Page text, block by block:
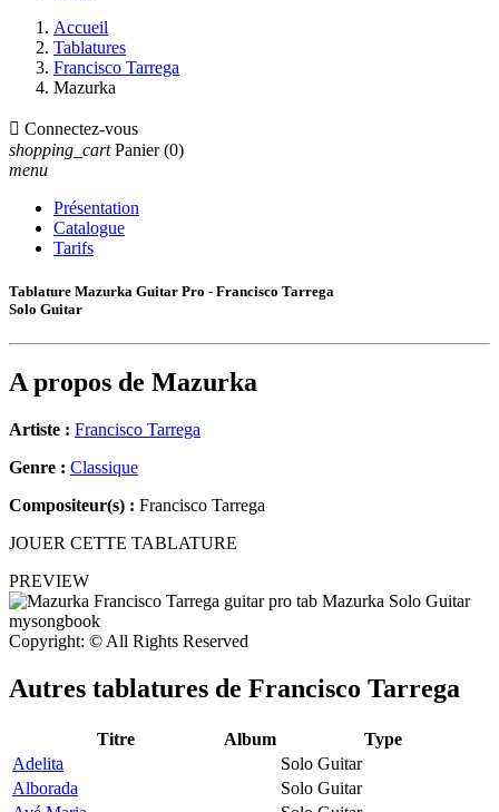
Accueil
Tablatures
Francisco Tarrega
Mazurka
 Connectez-vous
shopping_cart Panier (0)
menu
Présentation
Catalogue
Tarifs
Tablature Mazurka Guitar Pro - Francisco Tarrega
Solo Guitar
A propos de Mazurka
Artiste : Francisco Tarrega
Genre : Classique
Compositeur(s) : Francisco Tarrega
JOUER CETTE TABLATURE
PREVIEW
Copyright: © All Rights Reserved
Autres tablatures de Francisco Tarrega
Titre Album
Type
Adelita
Solo Guitar
Alborada
Solo Guitar